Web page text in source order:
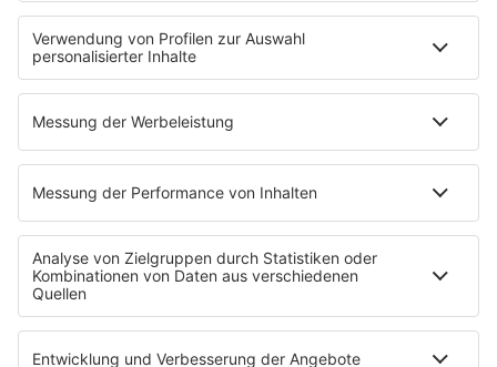
Album der Woche
News
Highlights
Charts
EVENTS
Kontakt
Newsletter
Empfang
sunshine live App
werben bei SUNSHINE LIVE